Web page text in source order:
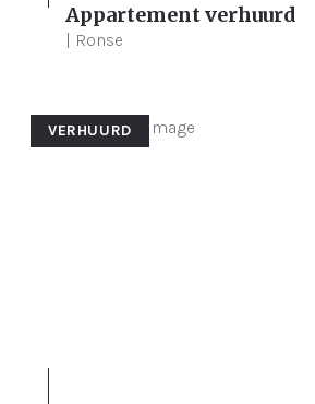
2 111 m² 85 m²
Appartement verhuurd
| Ronse
VERHUURD